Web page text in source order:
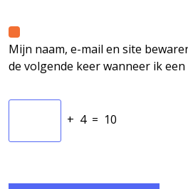
Mijn naam, e-mail en site
de volgende keer wanneer ik
+ 4 = 10